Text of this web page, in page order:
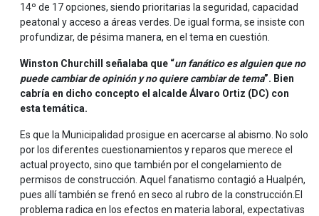
14º de 17 opciones, siendo prioritarias la seguridad, capacidad
peatonal y acceso a áreas verdes. De igual forma, se insiste con
profundizar, de pésima manera, en el tema en cuestión.
Winston Churchill señalaba que “un fanático es alguien que no
puede cambiar de opinión y no quiere cambiar de tema”. Bien
cabría en dicho concepto el alcalde Álvaro Ortiz (DC) con
esta temática.
Es que la Municipalidad prosigue en acercarse al abismo. No solo
por los diferentes cuestionamientos y reparos que merece el
actual proyecto, sino que también por el congelamiento de
permisos de construcción. Aquel fanatismo contagió a Hualpén,
pues allí también se frenó en seco al rubro de la construcción.El
problema radica en los efectos en materia laboral, expectativas